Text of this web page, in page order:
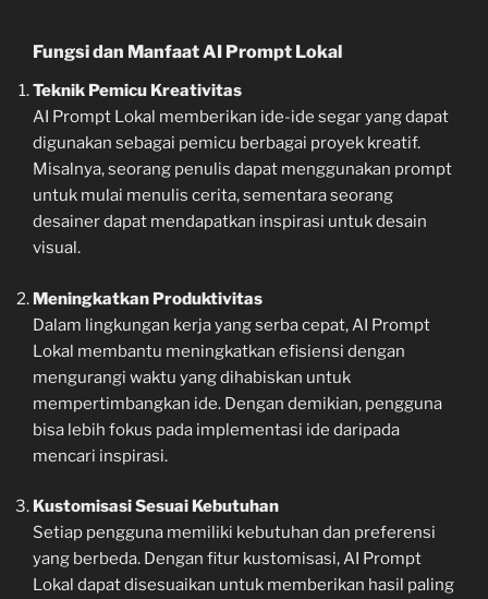
Fungsi dan Manfaat AI Prompt Lokal
Teknik Pemicu Kreativitas
AI Prompt Lokal memberikan ide-ide segar yang dapat
digunakan sebagai pemicu berbagai proyek kreatif.
Misalnya, seorang penulis dapat menggunakan prompt
untuk mulai menulis cerita, sementara seorang
desainer dapat mendapatkan inspirasi untuk desain
visual.
Meningkatkan Produktivitas
Dalam lingkungan kerja yang serba cepat, AI Prompt
Lokal membantu meningkatkan efisiensi dengan
mengurangi waktu yang dihabiskan untuk
mempertimbangkan ide. Dengan demikian, pengguna
bisa lebih fokus pada implementasi ide daripada
mencari inspirasi.
Kustomisasi Sesuai Kebutuhan
Setiap pengguna memiliki kebutuhan dan preferensi
yang berbeda. Dengan fitur kustomisasi, AI Prompt
Lokal dapat disesuaikan untuk memberikan hasil paling